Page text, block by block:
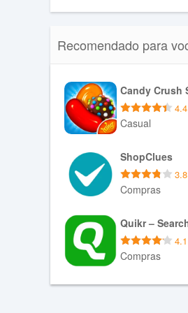
Recomendado para
Candy Crush
4.4
Casual
Baixar APK
ShopClues
3.8
Compras
Baixar APK
4.1
Compras
Baixar XAPK